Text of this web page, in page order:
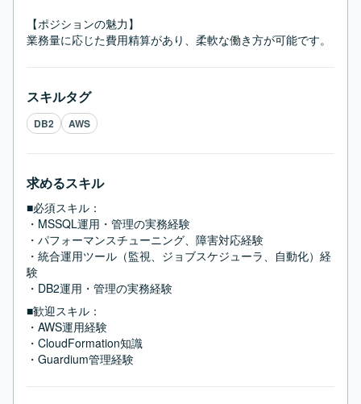
【ポジションの魅力】
業務量に応じた費用精算があり、柔軟な働き方が可能です。
スキルタグ
DB2 AWS
求めるスキル
■必須スキル：
・MSSQL運用・管理の実務経験
・パフォーマンスチューニング、障害対応経験
・統合運用ツール（監視、ジョブスケジューラ、自動化）経
験
・DB2運用・管理の実務経験
■歓迎スキル：
・AWS運用経験
・CloudFormation知識
・Guardium管理経験